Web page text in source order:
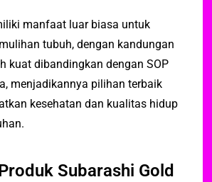
manfaat luar biasa untuk
tubuh, dengan kandungan
kuat dibandingkan dengan SOP
menjadikannya pilihan terbaik
kesehatan dan kualitas hidup
Subarashi Gold